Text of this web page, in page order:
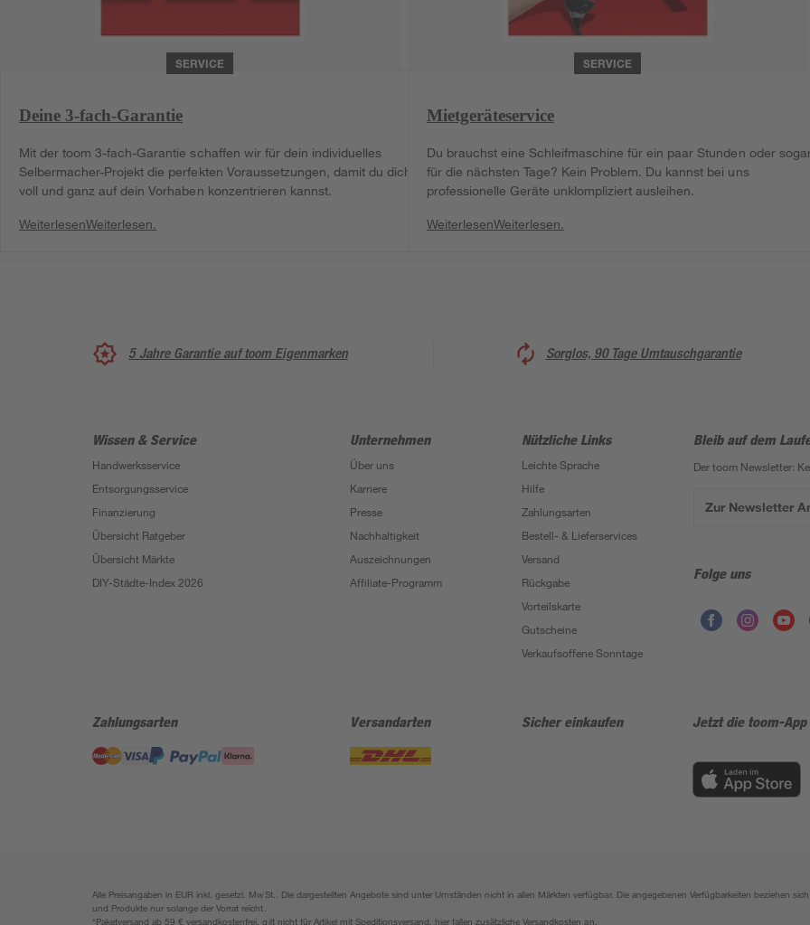
SERVICE
Deine 3-fach-Garantie
Mit der toom 3-fach-Garantie schaffen wir für dein individuelles
Selbermacher-Projekt die perfekten Voraussetzungen, damit du dich
voll und ganz auf dein Vorhaben konzentrieren kannst.
WeiterlesenWeiterlesen.
SERVICE
Mietgeräteservice
Du brauchst eine Schleifmaschine für ein paar Stunden oder
für die nächsten Tage? Kein Problem. Du kannst bei uns
professionelle Geräte unklompliziert ausleihen.
WeiterlesenWeiterlesen.
5 Jahre Garantie auf toom Eigenmarken Sorglos, 90 Tage Umtauschgarantie
Wissen & Service
Handwerksservice
Entsorgungsservice
Finanzierung
Übersicht Ratgeber
Übersicht Märkte
DIY-Städte-Index 2026
Unternehmen
Über uns
Karriere
Presse
Nachhaltigkeit
Auszeichnungen
Affiliate-Programm
Nützliche Links
Leichte Sprache
Hilfe
Zahlungsarten
Bestell- & Lieferservices
Versand
Rückgabe
Vorteilskarte
Gutscheine
Verkaufsoffene Sonntage
Bleib auf dem
Der toom Newsletter:
Zur Newsletter
Folge uns
Zahlungsarten Versandarten Sicher einkaufen Jetzt die toom-
Alle Preisangaben in EUR inkl. gesetzl. MwSt.. Die dargestellten Angebote sind unter Umständen nicht in allen Märkten verfügbar. Die angegebenen Verfügbarkeiten beziehen
und Produkte nur solange der Vorrat reicht.
*Paketversand ab 59 € versandkostenfrei, gilt nicht für Artikel mit Speditionsversand, hier fallen zusätzliche Versandkosten an.